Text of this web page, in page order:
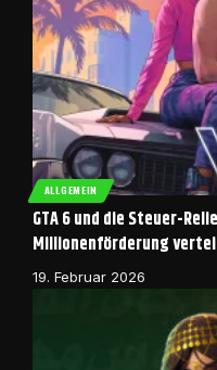
ALLGEMEIN
GTA 6 und die Steuer-
Millionenförderung
19. Februar 2026